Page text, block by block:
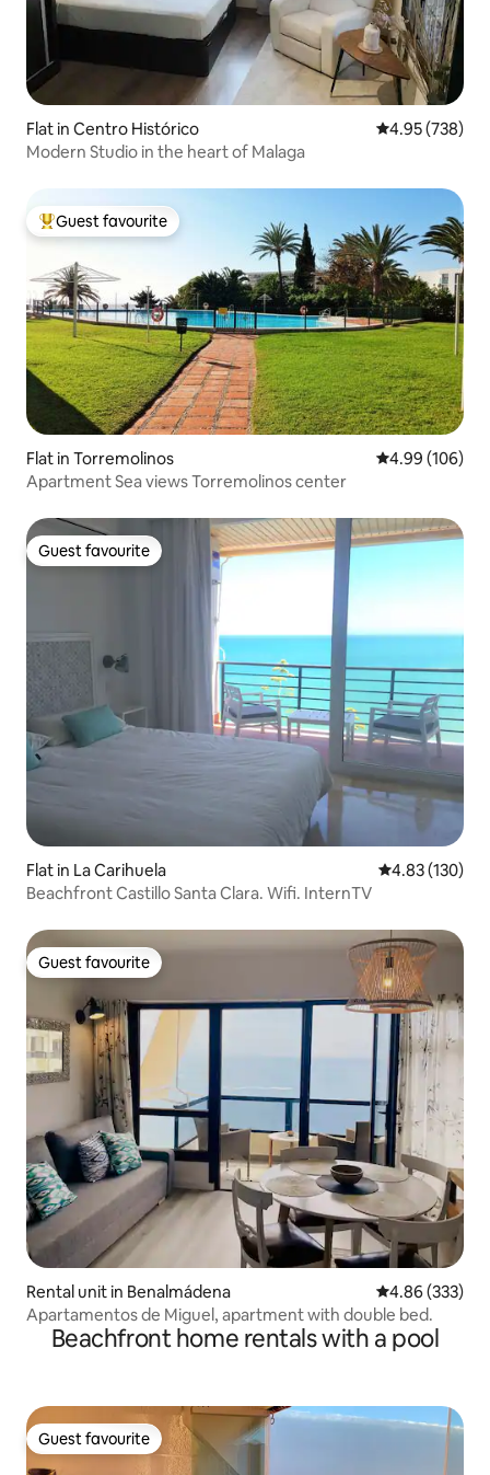
Flat in Centro Histórico 4.95 out of 5
4.95 (738)
Modern Studio in the heart of Malaga
Top guest favourite
Guest favourite
Flat in Torremolinos 4.99 out of 5
4.99 (106)
Apartment Sea views Torremolinos center
Guest favourite
Guest favourite
Flat in La Carihuela 4.83 out of 5
4.83 (130)
Beachfront Castillo Santa Clara. Wifi. InternTV
Guest favourite
Guest favourite
Rental unit in Benalmádena 4.86 out of 5
4.86 (333)
Apartamentos de Miguel, apartment with double bed.
Beachfront home rentals with a pool
Guest favourite
Guest favourite